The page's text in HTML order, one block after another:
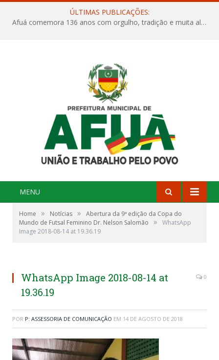
ÚLTIMAS PUBLICAÇÕES:
Afuá comemora 136 anos com orgulho, tradição e muita alegria na Quadra Dr. Nelson Salomão
MENU
Home » Notícias »
Abertura da 9ª edição da Copa do
Mundo de Futsal Feminino Dr. Nelson Salomão
»
WhatsApp
Image 2018-08-14 at 19.36.19
WhatsApp Image 2018-08-14 at
19.36.19
0
POR P: ASSESSORIA DE COMUNICAÇÃO EM 14 DE AGOSTO DE 2018